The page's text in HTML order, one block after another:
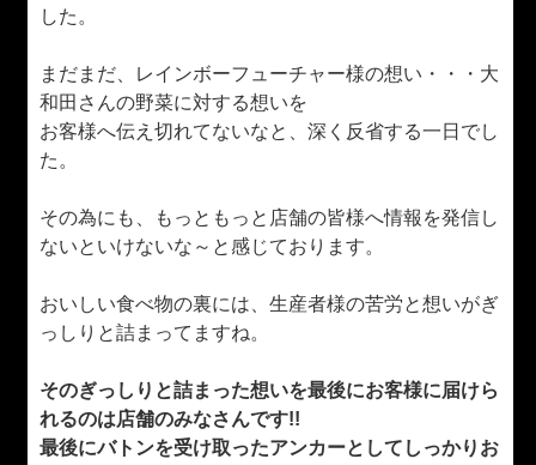
した。
まだまだ、レインボーフューチャー様の想い・・・大
和田さんの野菜に対する想いを
お客様へ伝え切れてないなと、深く反省する一日でし
た。
その為にも、もっともっと店舗の皆様へ情報を発信し
ないといけないな～と感じております。
おいしい食べ物の裏には、生産者様の苦労と想いがぎ
っしりと詰まってますね。
そのぎっしりと詰まった想いを最後にお客様に届けら
れるのは店舗のみなさんです!!
最後にバトンを受け取ったアンカーとしてしっかりお